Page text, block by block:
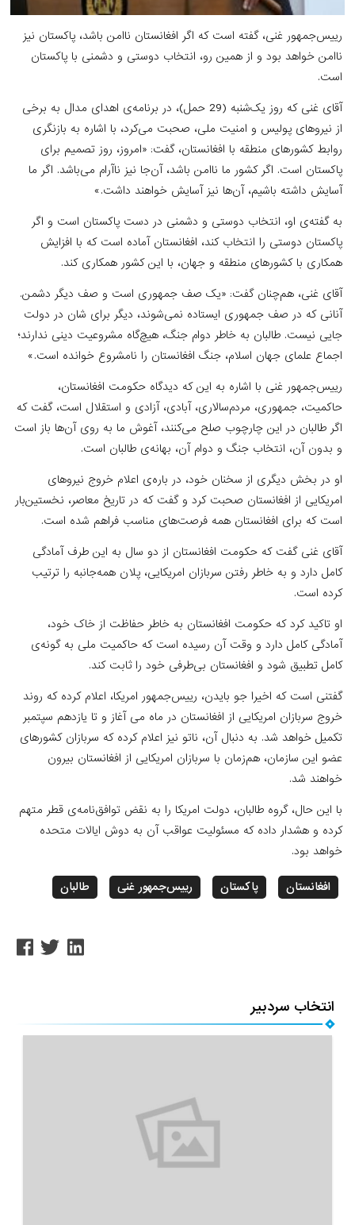
رییس‌جمهور غنی، گفته است که اگر افغانستان ناامن باشد، پاکستان نیز
ناامن خواهد بود و از همین رو، انتخاب دوستی و دشمنی با پاکستان
است.
آقای غنی که روز یک‌شنبه (29 حمل)، در برنامه‌ی اهدای مدال به برخی
از نیروهای پولیس و امنیت ملی، صحبت می‌کرد، با اشاره به بازنگری
روابط کشورهای منطقه با افغانستان، گفت: «امروز، روز تصمیم برای
پاکستان است. اگر کشور ما ناامن باشد، آن‌جا نیز ناآرام می‌باشد. اگر ما
آسایش داشته باشیم، آن‌ها نیز آسایش خواهند داشت.»
به گفته‌ی او، انتخاب دوستی و دشمنی در دست پاکستان است و اگر
پاکستان دوستی را انتخاب کند، افغانستان آماده است که با افزایش
همکاری با کشورهای منطقه و جهان، با این کشور همکاری کند.
آقای غنی، هم‌چنان گفت: «یک صف جمهوری است و صف دیگر دشمن.
آنانی که در صف جمهوری ایستاده نمی‌شوند، دیگر برای شان در دولت
جایی نیست. طالبان به خاطر دوام جنگ، هیچ‌گاه مشروعیت دینی ندارند؛
اجماع علمای جهان اسلام، جنگ افغانستان را نامشروع خوانده است.»
رییس‌جمهور غنی با اشاره به این که دیدگاه حکومت افغانستان،
حاکمیت، جمهوری، مردم‌سالاری، آبادی، آزادی و استقلال است، گفت که
اگر طالبان در این چارچوب صلح می‌کنند، آغوش ما به روی آن‌ها باز است
و بدون آن، انتخاب جنگ و دوام آن، بهانه‌ی طالبان است.
او در بخش دیگری از سخنان خود، در باره‌ی اعلام خروج نیروهای
امریکایی از افغانستان صحبت کرد و گفت که در تاریخ معاصر، نخستین‌بار
است که برای افغانستان همه فرصت‌های مناسب فراهم شده است.
آقای غنی گفت که حکومت افغانستان از دو سال به این طرف آمادگی
کامل دارد و به خاطر رفتن سربازان امریکایی، پلان همه‌جانبه را ترتیب
کرده است.
او تاکید کرد که حکومت افغانستان به خاطر حفاظت از خاک خود،
آمادگی کامل دارد و وقت آن رسیده است که حاکمیت ملی به گونه‌ی
کامل تطبیق شود و افغانستان بی‌طرفی خود را ثابت کند.
گفتنی است که اخیرا جو بایدن، رییس‌جمهور امریکا، اعلام کرده که روند
خروج سربازان امریکایی از افغانستان در ماه می آغاز و تا یازدهم سپتمبر
تکمیل خواهد شد. به دنبال آن، ناتو نیز اعلام کرده که سربازان کشورهای
عضو این سازمان، هم‌زمان با سربازان امریکایی از افغانستان بیرون
خواهند شد.
با این حال، گروه طالبان، دولت امریکا را به نقض توافق‌نامه‌ی قطر متهم
کرده و هشدار داده که مسئولیت عواقب آن به دوش ایالات متحده
خواهد بود.
افغانستان پاکستان رییس‌جمهور غنی طالبان
انتخاب سردبیر